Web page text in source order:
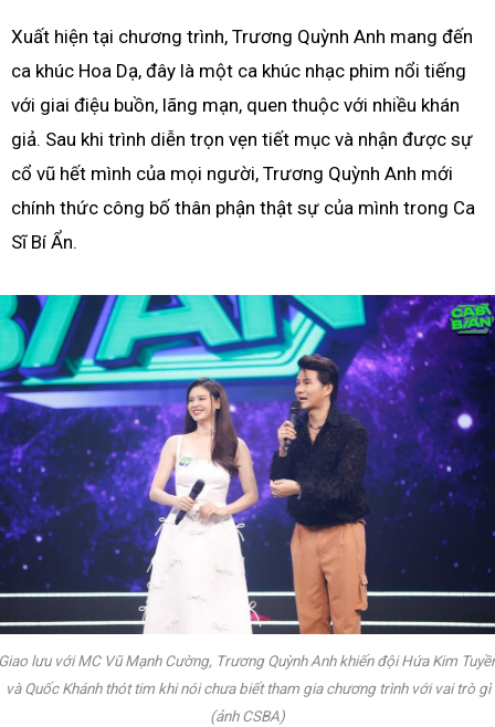
Xuất hiện tại chương trình, Trương Quỳnh Anh mang đến
ca khúc Hoa Dạ, đây là một ca khúc nhạc phim nổi tiếng
với giai điệu buồn, lãng mạn, quen thuộc với nhiều khán
giả. Sau khi trình diễn trọn vẹn tiết mục và nhận được sự
cổ vũ hết mình của mọi người, Trương Quỳnh Anh mới
chính thức công bố thân phận thật sự của mình trong Ca
Sĩ Bí Ẩn.
lưu với MC Vũ Mạnh Cường, Trương Quỳnh Anh khiến đội Hứa Kim
và Quốc Khánh thót tim khi nói chưa biết tham gia chương trình với vai trò gì
(ảnh CSBA)